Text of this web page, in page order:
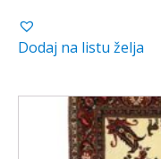
Dodaj na listu želja